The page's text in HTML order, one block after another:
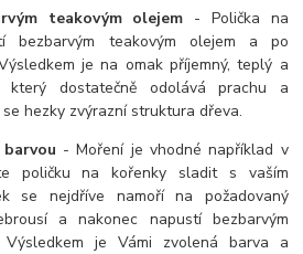
teakovým olejem - Polička na
bezbarvým teakovým olejem a po
je na omak příjemný, teplý a
který dostatečně odolává prachu a
hezky zvýrazní struktura dřeva.
- Moření je vhodné například v
poličku na kořenky sladit s vaším
se nejdříve namoří na požadovaný
a nakonec napustí bezbarvým
Výsledkem je Vámi zvolená barva a